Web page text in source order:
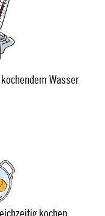
Wasser
kochen